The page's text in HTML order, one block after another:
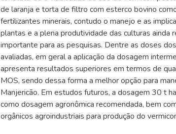
de laranja e torta de filtro com esterco bovino
fertilizantes minerais, contudo o manejo e as
plantas e a plena produtividade das culturas ainda
importante para as pesquisas. Dentre as doses
avaliadas, em geral a aplicação da dosagem
apresenta resultados superiores em termos de
MOS, sendo dessa forma a melhor opção para
Manjericão. Em estudos futuros, a dosagem 30 t
como dosagem agronômica recomendada, bem
orgânicos agroindustriais para produção do